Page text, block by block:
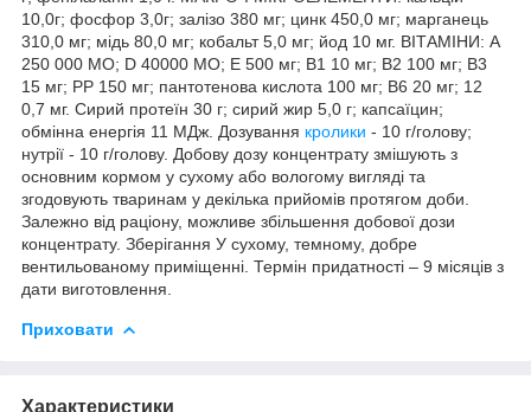
10,0г; фосфор 3,0г; залізо 380 мг; цинк 450,0 мг; марганець
310,0 мг; мідь 80,0 мг; кобальт 5,0 мг; йод 10 мг. ВІТАМІНИ: А
250 000 МО; D 40000 МО; Е 500 мг; В1 10 мг; В2 100 мг; В3
15 мг; РР 150 мг; пантотенова кислота 100 мг; В6 20 мг; 12
0,7 мг. Сирий протеїн 30 г; сирий жир 5,0 г; капсаїцин;
обмінна енергія 11 МДж. Дозування кролики - 10 г/голову;
нутрії - 10 г/голову. Добову дозу концентрату змішують з
основним кормом у сухому або вологому вигляді та
згодовують тваринам у декілька прийомів протягом доби.
Залежно від раціону, можливе збільшення добової дози
концентрату. Зберігання У сухому, темному, добре
вентильованому приміщенні. Термін придатності – 9 місяців з
дати виготовлення.
Приховати
Характеристики